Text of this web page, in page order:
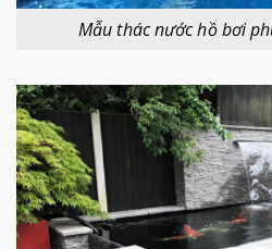
Mẫu thác nước hồ bơi